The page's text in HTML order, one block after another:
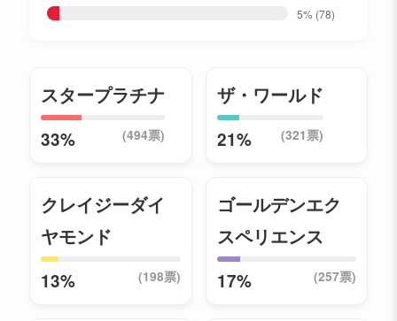
5% (78)
スタープラチナ
33% (494票)
ザ・ワールド
21% (321票)
クレイジーダイ
ヤモンド
13% (198票)
ゴールデンエク
スペリエンス
17% (257票)